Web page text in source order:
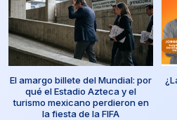
El amargo billete del Mundial: por
qué el Estadio Azteca y el
turismo mexicano perdieron en
la fiesta de la FIFA